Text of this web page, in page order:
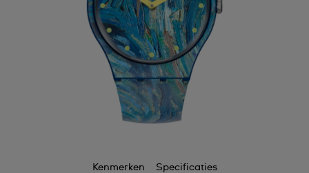
Kenmerken Specificaties